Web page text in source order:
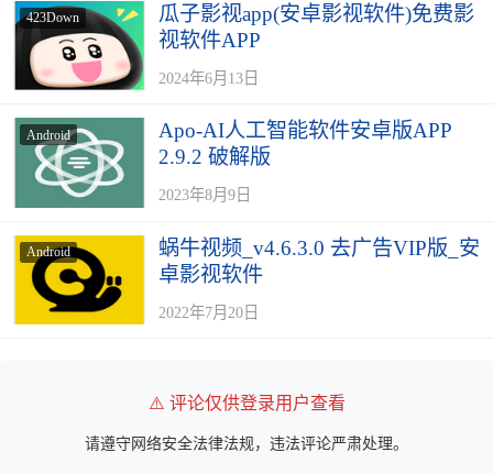
423Down
瓜子影视app(安卓影视软件)免费影
视软件APP
2024年6月13日
Android
Apo-AI人工智能软件安卓版APP
2.9.2 破解版
2023年8月9日
Android
蜗牛视频_v4.6.3.0 去广告VIP版_安
卓影视软件
2022年7月20日
⚠️ 评论仅供登录用户查看
请遵守网络安全法律法规，违法评论严肃处理。